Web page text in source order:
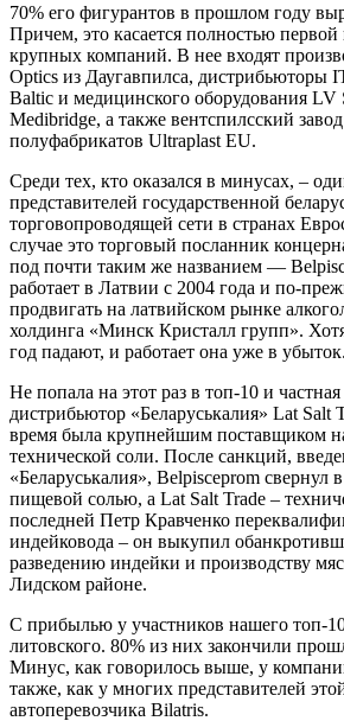
70% его фигурантов в прошлом году
Причем, это касается полностью
крупных компаний. В нее входят
Optics из Даугавпилса, дистрибьюторы
Baltic и медицинского оборудования LV
Medibridge, а также вентспилсский
полуфабрикатов Ultraplast EU.
Среди тех, кто оказался в минусах, –
представителей государственной
торговопроводящей сети в странах
случае это торговый посланник
под почти таким же названием —
работает в Латвии с 2004 года и по-
продвигать на латвийском рынке
холдинга «Минск Кристалл групп».
год падают, и работает она уже в убыток.
Не попала на этот раз в топ-10 и
дистрибьютор «Беларуськалия» Lat Salt
время была крупнейшим поставщиком
технической соли. После санкций,
«Беларуськалия», Belpisceprom свернул
пищевой солью, а Lat Salt Trade –
последней Петр Кравченко
индейковода – он выкупил
разведению индейки и производству
Лидском районе.
С прибылью у участников нашего топ-
литовского. 80% из них закончили
Минус, как говорилось выше, у
также, как у многих представителей
автоперевозчика Bilatris.